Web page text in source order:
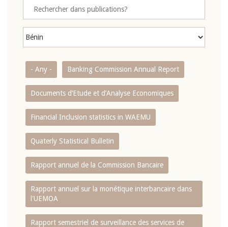
- Any - Banking Commission Annual Report
Documents d’Etude et d’Analyse Economiques
Financial Inclusion statistics in WAEMU
Quaterly Statistical Bulletin
Rapport annuel de la Commission Bancaire
Rapport annuel sur la monétique interbancaire dans
l'UEMOA
Rapport semestriel de surveillance des services de